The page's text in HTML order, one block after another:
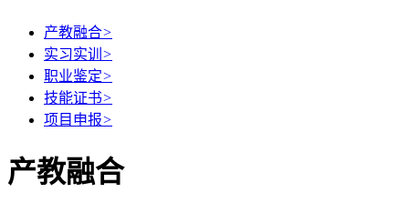
产教融合>
实习实训 >
职业鉴定>
技能证书>
项目申报>
产教融合